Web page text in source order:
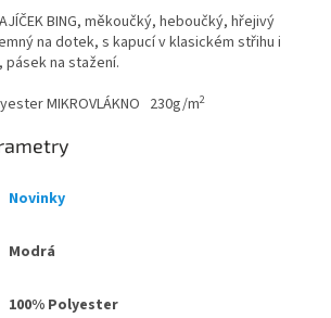
BING, měkoučký, heboučký, hřejivý
na dotek, s kapucí v klasickém střihu i
na stažení.
MIKROVLÁKNO 230g/m2
Novinky
Modrá
100% Polyester